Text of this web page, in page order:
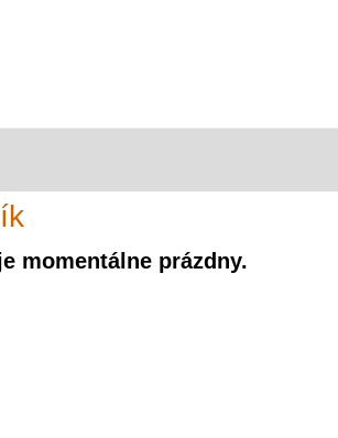
momentálne prázdny.